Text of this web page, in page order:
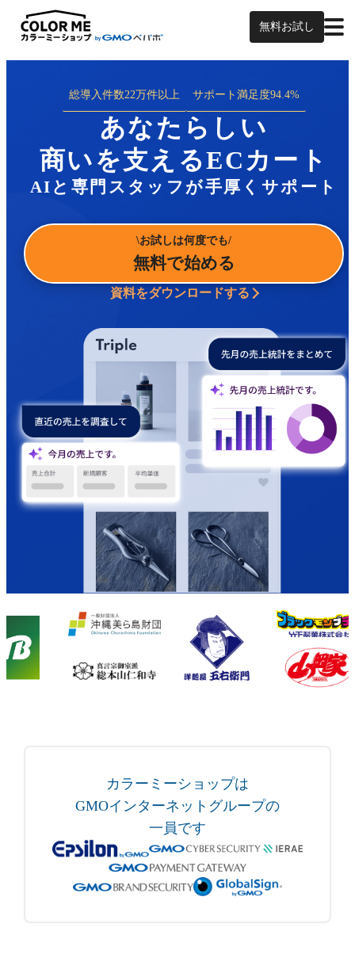
無料お試し
総導入件数22万件以上 サポート満足度94.4%
あなたらしい
商いを支えるECカート
AIと専門スタッフが手厚くサポート
お試しは何度でも
無料で始める
資料をダウンロードする
カラーミーショップは
GMOインターネットグループの
一員です